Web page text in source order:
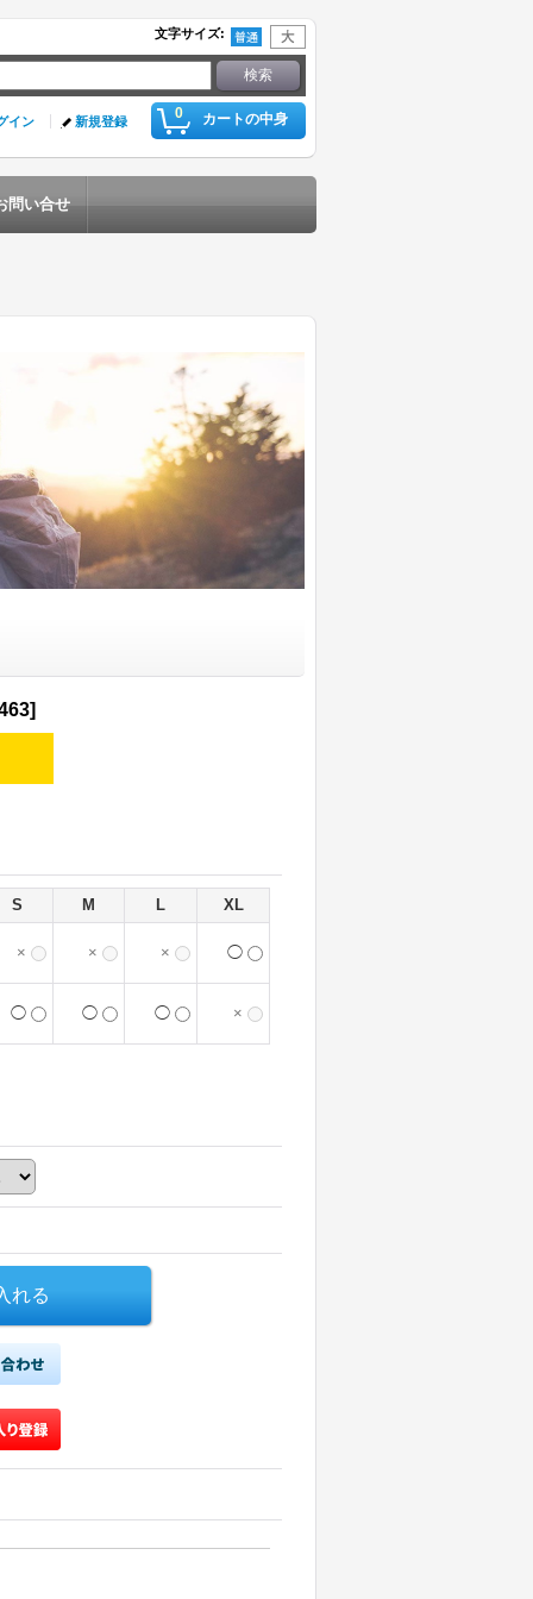
文字サイズ:
0 カートの中身
イン 新規登録
問い合せ
]
S M L XL
× × × ◯
◯ ◯ ◯ ×